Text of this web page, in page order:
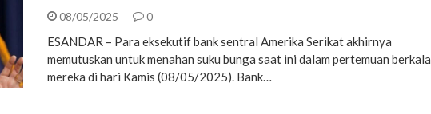
08/05/2025 0
ESANDAR – Para eksekutif bank sentral Amerika Serikat akhirnya
memutuskan untuk menahan suku bunga saat ini dalam pertemuan berkala
mereka di hari Kamis (08/05/2025). Bank…